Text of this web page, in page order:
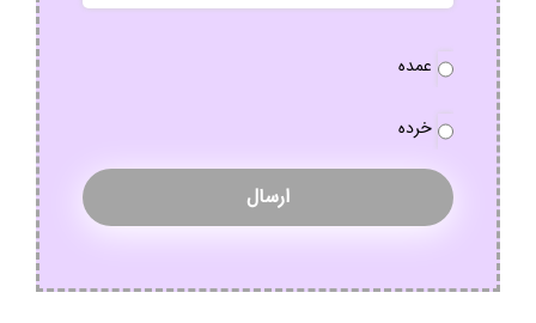
نوع
عمده
خرده